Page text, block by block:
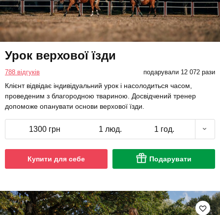
Урок верхової їзди
788 відгуків подарували 12 072 рази
Клієнт відвідає індивідуальний урок і насолодиться часом,
проведеним з благородною твариною. Досвідчений тренер
допоможе опанувати основи верхової їзди.
1300 грн 1 люд. 1 год.
Купити для себе Подарувати